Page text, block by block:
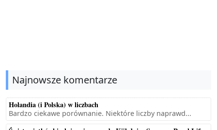
Najnowsze komentarze
Holandia (i Polska) w liczbach
Bardzo ciekawe porównanie. Niektóre liczby naprawd...